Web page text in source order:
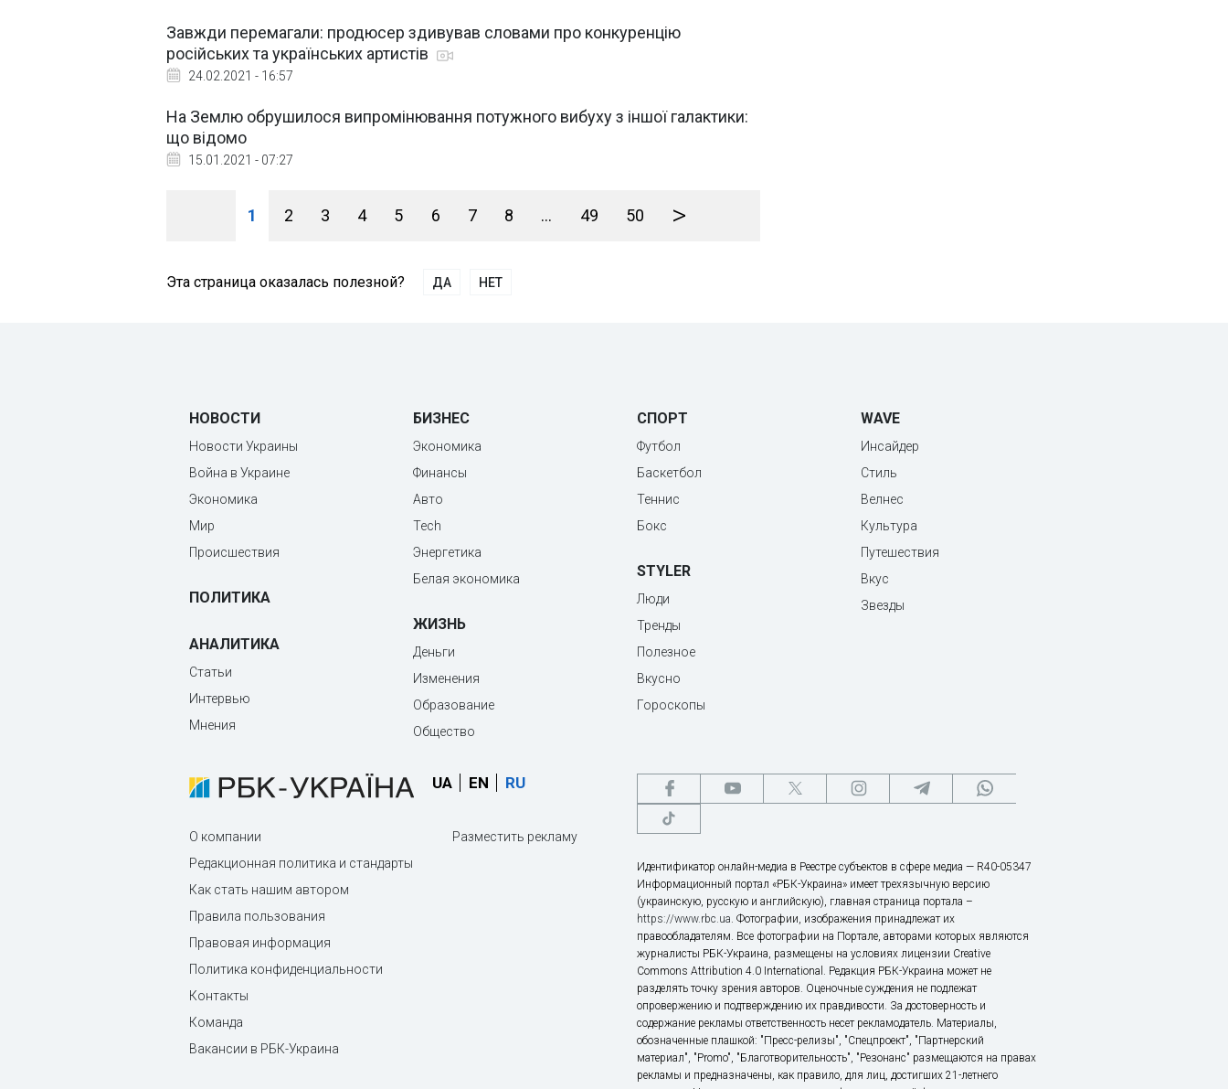
Завжди перемагали: продюсер здивував словами про конкуренцію
російських та українських артистів
24.02.2021 - 16:57
На Землю обрушилося випромінювання потужного вибуху з іншої галактики:
що відомо
15.01.2021 - 07:27
1 2 3 4 5 6 7 8 ... 49 50 >
Эта страница оказалась полезной? ДА НЕТ
НОВОСТИ
Новости Украины
Война в Украине
Экономика
Мир
Происшествия
ПОЛИТИКА
АНАЛИТИКА
Статьи
Интервью
Мнения
БИЗНЕС
Экономика
Финансы
Авто
Tech
Энергетика
Белая экономика
ЖИЗНЬ
Деньги
Изменения
Образование
Общество
СПОРТ
Футбол
Баскетбол
Теннис
Бокс
STYLER
Люди
Тренды
Полезное
Вкусно
Гороскопы
WAVE
Инсайдер
Стиль
Велнес
Культура
Путешествия
Вкус
Звезды
UA EN RU
О компании
Редакционная политика и стандарты
Как стать нашим автором
Правила пользования
Правовая информация
Политика конфиденциальности
Контакты
Команда
Вакансии в РБК-Украина
Разместить рекламу
Идентификатор онлайн-медиа в Реестре субъектов в сфере медиа — R40-05347
Информационный портал «РБК-Украина» имеет трехязычную версию
(украинскую, русскую и английскую), главная страница портала –
https://www.rbc.ua. Фотографии, изображения принадлежат их
правообладателям. Все фотографии на Портале, авторами которых являются
журналисты РБК-Украина, размещены на условиях лицензии Creative
Commons Attribution 4.0 International. Редакция РБК-Украина может не
разделять точку зрения авторов. Оценочные суждения не подлежат
опровержению и подтверждению их правдивости. За достоверность и
содержание рекламы ответственность несет рекламодатель. Материалы,
обозначенные плашкой: "Пресс-релизы", "Спецпроект", "Партнерский
материал", "Promo", "Благотворительность", "Резонанс" размещаются на правах
рекламы и предназначены, как правило, для лиц, достигших 21-летнего